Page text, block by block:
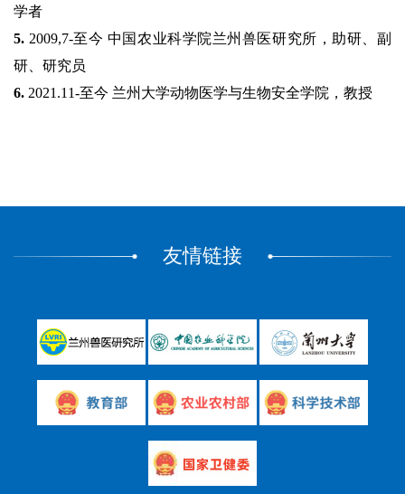
学者
5. 2009,7-至今 中国农业科学院兰州兽医研究所，助研 、副
研
研究员
6. 2021.11-至今 兰州大学动物医学与生物安全学院，教授
友情链接